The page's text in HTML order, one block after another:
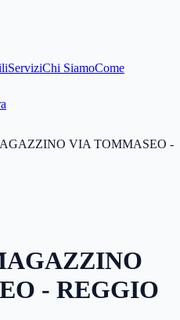
ServiziChi SiamoCome
VIA TOMMASEO -
- REGGIO